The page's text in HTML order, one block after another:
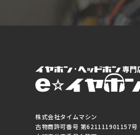
株式会社タイムマシン
古物商許可番号 第621111901157号